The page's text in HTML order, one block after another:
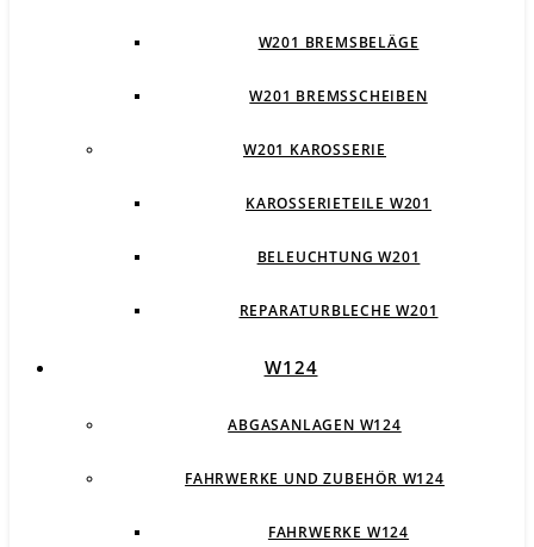
W201 BREMSBELÄGE
W201 BREMSSCHEIBEN
W201 KAROSSERIE
KAROSSERIETEILE W201
BELEUCHTUNG W201
REPARATURBLECHE W201
W124
ABGASANLAGEN W124
FAHRWERKE UND ZUBEHÖR W124
FAHRWERKE W124